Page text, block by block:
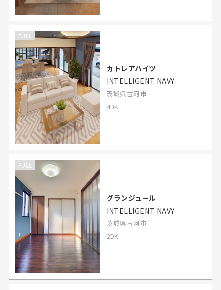
FULL
カトレアハイツ
INTELLIGENT NAVY
茨城県古河市
4DK
FULL
グランジュール
INTELLIGENT NAVY
茨城県古河市
2DK